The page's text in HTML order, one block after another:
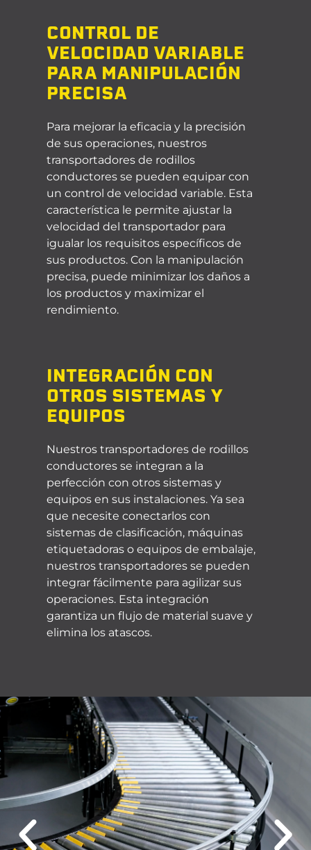
CONTROL DE
VELOCIDAD VARIABLE
PARA MANIPULACIÓN
PRECISA
Para mejorar la eficacia y la precisión
de sus operaciones, nuestros
transportadores de rodillos
conductores se pueden equipar con
un control de velocidad variable. Esta
característica le permite ajustar la
velocidad del transportador para
igualar los requisitos específicos de
sus productos. Con la manipulación
precisa, puede minimizar los daños a
los productos y maximizar el
rendimiento.
INTEGRACIÓN CON
OTROS SISTEMAS Y
EQUIPOS
Nuestros transportadores de rodillos
conductores se integran a la
perfección con otros sistemas y
equipos en sus instalaciones. Ya sea
que necesite conectarlos con
sistemas de clasificación, máquinas
etiquetadoras o equipos de embalaje,
nuestros transportadores se pueden
integrar fácilmente para agilizar sus
operaciones. Esta integración
garantiza un flujo de material suave y
elimina los atascos.